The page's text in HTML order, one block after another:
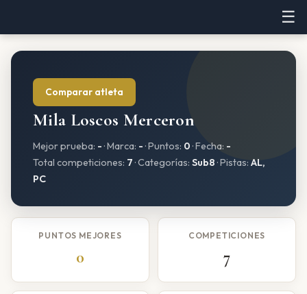
☰
Comparar atleta
Mila Loscos Merceron
Mejor prueba: - · Marca: - · Puntos: 0 · Fecha: -
Total competiciones: 7 · Categorías: Sub8 · Pistas: AL,
PC
PUNTOS MEJORES
0
COMPETICIONES
7